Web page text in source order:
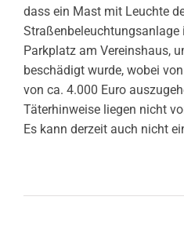
dass ein Mast mit Leuchte
Straßenbeleuchtungsanlage
Parkplatz am Vereinshaus,
beschädigt wurde, wobei
von ca. 4.000 Euro
Täterhinweise liegen nicht
Es kann derzeit auch nicht